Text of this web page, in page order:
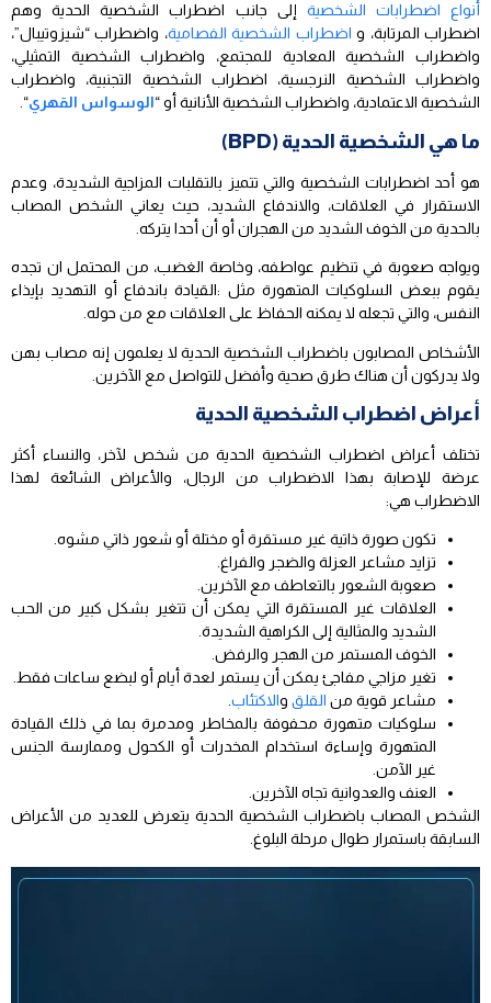
أنواع اضطرابات الشخصية إلى جانب اضطراب الشخصية الحدية وهم
اضطراب المرتابة، و اضطراب الشخصية الفصامية، واضطراب “شيزوتيبال”،
واضطراب الشخصية المعادية للمجتمع، واضطراب الشخصية التمثيلي،
واضطراب الشخصية النرجسية، اضطراب الشخصية التجنبية، واضطراب
الشخصية الاعتمادية، واضطراب الشخصية الأنانية أو “الوسواس القهري“.
ما هي الشخصية الحدية (BPD)
هو أحد اضطرابات الشخصية والتي تتميز بالتقلبات المزاجية الشديدة، وعدم
الاستقرار في العلاقات، والاندفاع الشديد، حيث يعاني الشخص المصاب
بالحدية من الخوف الشديد من الهجران أو أن أحدا يتركه.
ويواجه صعوبة في تنظيم عواطفه، وخاصة الغضب، من المحتمل ان تجده
يقوم ببعض السلوكيات المتهورة مثل :القيادة باندفاع أو التهديد بإيذاء
النفس، والتي تجعله لا يمكنه الحفاظ على العلاقات مع من حوله.
الأشخاص المصابون باضطراب الشخصية الحدية لا يعلمون إنه مصاب بهن
ولا يدركون أن هناك طرق صحية وأفضل للتواصل مع الآخرين.
أعراض اضطراب الشخصية الحدية
تختلف أعراض اضطراب الشخصية الحدية من شخص لآخر، والنساء أكثر
عرضة للإصابة بهذا الاضطراب من الرجال، والأعراض الشائعة لهذا
الاضطراب هي:
تكون صورة ذاتية غير مستقرة أو مختلة أو شعور ذاتي مشوه.
تزايد مشاعر العزلة والضجر والفراغ.
صعوبة الشعور بالتعاطف مع الآخرين.
العلاقات غير المستقرة التي يمكن أن تتغير بشكل كبير من الحب
الشديد والمثالية إلى الكراهية الشديدة.
الخوف المستمر من الهجر والرفض.
تغير مزاجي مفاجئ يمكن أن يستمر لعدة أيام أو لبضع ساعات فقط.
مشاعر قوية من القلق والاكتئاب.
سلوكيات متهورة محفوفة بالمخاطر ومدمرة بما في ذلك القيادة
المتهورة وإساءة استخدام المخدرات أو الكحول وممارسة الجنس
غير الآمن.
العنف والعدوانية تجاه الآخرين.
الشخص المصاب باضطراب الشخصية الحدية يتعرض للعديد من الأعراض
السابقة باستمرار طوال مرحلة البلوغ.